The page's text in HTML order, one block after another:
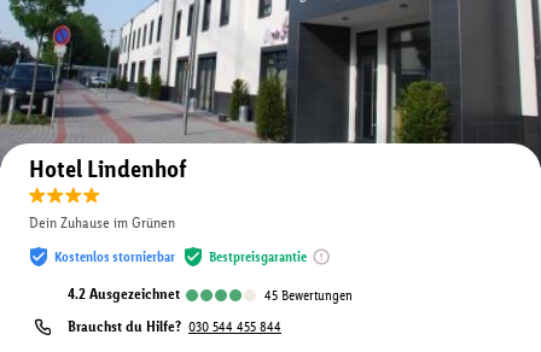
Auf der Karte anzeigen
Hotel Lindenhof
Dein Zuhause im Grünen
Kostenlos stornierbar Bestpreisgarantie
4.2 ausgezeichnet 45 Bewertungen
Brauchst du Hilfe? 030 544 455 844